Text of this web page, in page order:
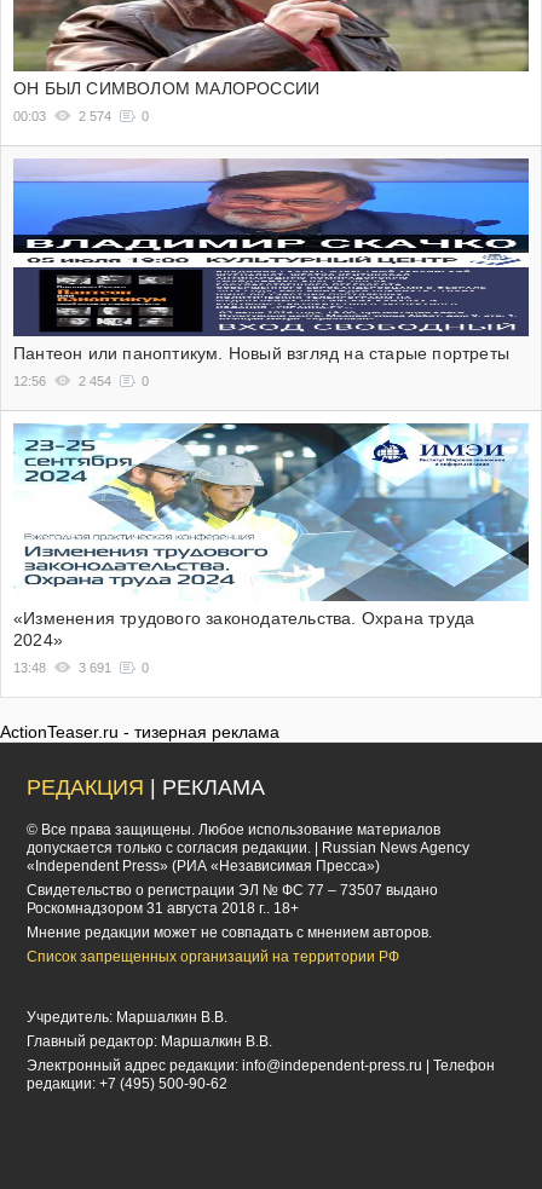
ОН БЫЛ СИМВОЛОМ МАЛОРОССИИ
00:03 2 574 0
Пантеон или паноптикум. Новый взгляд на старые портреты
12:56 2 454 0
«Изменения трудового законодательства. Охрана труда
2024»
13:48 3 691 0
ActionTeaser.ru - тизерная реклама
РЕДАКЦИЯ | РЕКЛАМА
© Все права защищены. Любое использование материалов
допускается только с согласия редакции. | Russian News Agency
«Independent Press» (РИА «Независимая Пресса»)
Cвидетельство о регистрации ЭЛ № ФС 77 – 73507 выдано
Роскомнадзором 31 августа 2018 г.. 18+
Мнение редакции может не совпадать с мнением авторов.
Список запрещенных организаций на территории РФ
Учредитель: Маршалкин В.В.
Главный редактор: Маршалкин В.В.
Электронный адрес редакции:info@independent-press.ru
| Телефон
редакции: +7 (495) 500-90-62